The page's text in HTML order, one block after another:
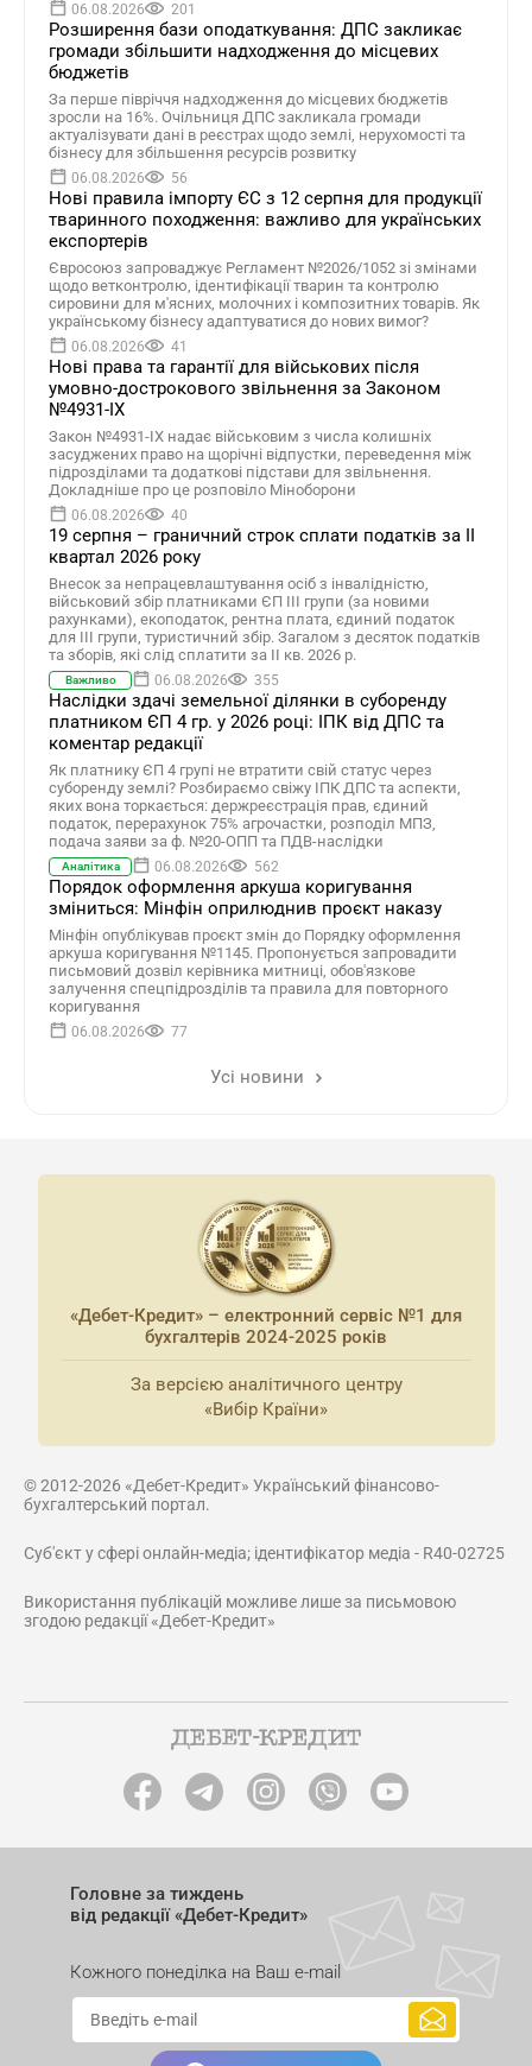
06.08.2026 201
Розширення бази оподаткування: ДПС закликає
громади збільшити надходження до місцевих
бюджетів
За перше півріччя надходження до місцевих бюджетів
зросли на 16%. Очільниця ДПС закликала громади
актуалізувати дані в реєстрах щодо землі, нерухомості та
бізнесу для збільшення ресурсів розвитку
06.08.2026 56
Нові правила імпорту ЄС з 12 серпня для продукції
тваринного походження: важливо для українських
експортерів
Євросоюз запроваджує Регламент №2026/1052 зі змінами
щодо ветконтролю, ідентифікації тварин та контролю
сировини для м'ясних, молочних і композитних товарів. Як
українському бізнесу адаптуватися до нових вимог?
06.08.2026 41
Нові права та гарантії для військових після
умовно-дострокового звільнення за Законом
№4931-ІХ
Закон №4931-ІХ надає військовим з числа колишніх
засуджених право на щорічні відпустки, переведення між
підрозділами та додаткові підстави для звільнення.
Докладніше про це розповіло Міноборони
06.08.2026 40
19 серпня – граничний строк сплати податків за ІI
квартал 2026 року
Внесок за непрацевлаштування осіб з інвалідністю,
військовий збір платниками ЄП ІІІ групи (за новими
рахунками), екоподаток, рентна плата, єдиний податок
для III групи, туристичний збір. Загалом з десяток податків
та зборів, які слід сплатити за ІI кв. 2026 р.
Важливо 06.08.2026 355
Наслідки здачі земельної ділянки в суборенду
платником ЄП 4 гр. у 2026 році: ІПК від ДПС та
коментар редакції
Як платнику ЄП 4 групі не втратити свій статус через
суборенду землі? Розбираємо свіжу ІПК ДПС та аспекти,
яких вона торкається: держреєстрація прав, єдиний
податок, перерахунок 75% агрочастки, розподіл МПЗ,
подача заяви за ф. №20-ОПП та ПДВ-наслідки
Аналітика 06.08.2026 562
Порядок оформлення аркуша коригування
зміниться: Мінфін оприлюднив проєкт наказу
Мінфін опублікував проєкт змін до Порядку оформлення
аркуша коригування №1145. Пропонується запровадити
письмовий дозвіл керівника митниці, обов'язкове
залучення спецпідрозділів та правила для повторного
коригування
06.08.2026 77
Усі новини
«Дебет-Кредит» – електронний сервіс №1 для
бухгалтерів 2024-2025 років
За версією аналітичного центру
«Вибір Країни»
© 2012-2026 «Дебет-Кредит» Український фінансово-
бухгалтерський портал.
Суб'єкт у сфері онлайн-медіа; ідентифікатор медіа - R40-02725
Використання публікацій можливе лише за письмовою
згодою редакції «Дебет-Кредит»
Головне за тиждень
від редакції «Дебет-Кредит»
Кожного понеділка на Ваш e-mail